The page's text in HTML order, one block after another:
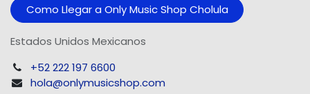
Como Llegar a Only Music Shop Cholula
Estados Unidos Mexicanos
+52 222 197 6600
hola@onlymusicshop.com